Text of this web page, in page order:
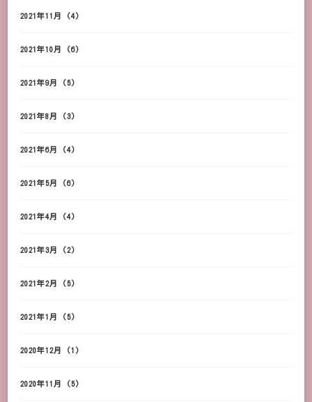
2021年11月 (4)
2021年10月 (6)
2021年9月 (5)
2021年8月 (3)
2021年6月 (4)
2021年5月 (6)
2021年4月 (4)
2021年3月 (2)
2021年2月 (5)
2021年1月 (5)
2020年12月 (1)
2020年11月 (5)